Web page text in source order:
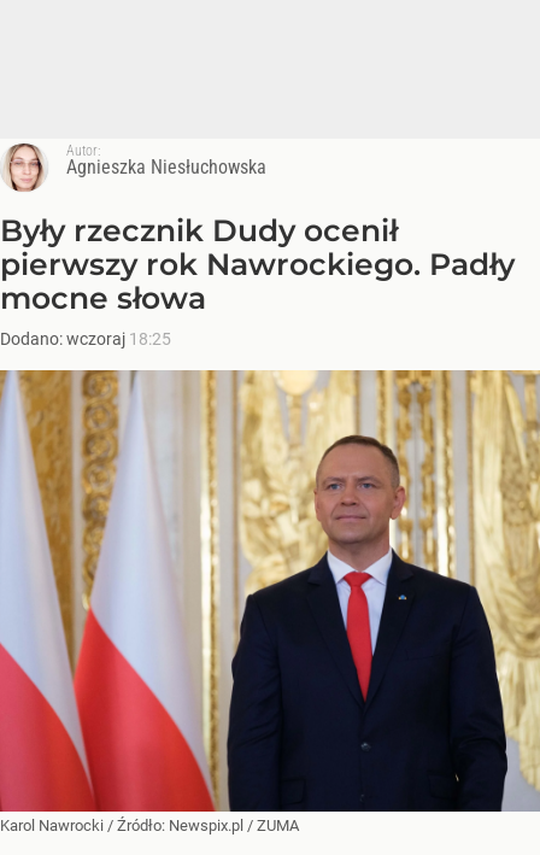
Autor:
Agnieszka Niesłuchowska
Były rzecznik Dudy ocenił
pierwszy rok Nawrockiego. Padły
mocne słowa
Dodano:wczoraj 18:25
Karol Nawrocki / Źródło: Newspix.pl / ZUMA